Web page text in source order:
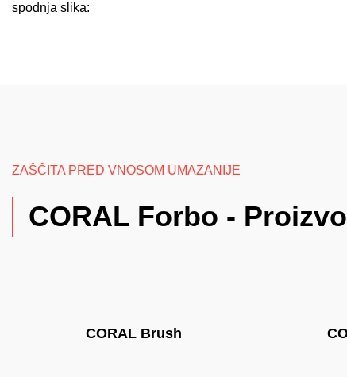
spodnja slika:
ZAŠČITA PRED VNOSOM UMAZANIJE
CORAL Forbo -
CORAL Brush